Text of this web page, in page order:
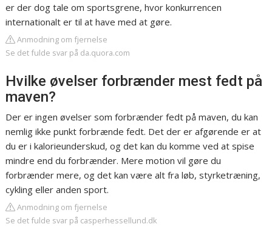
er der dog tale om sportsgrene, hvor konkurrencen
internationalt er til at have med at gøre.
Anmodning om fjernelse
Se det fulde svar på da.quora.com
Hvilke øvelser forbrænder mest fedt på
maven?
Der er ingen øvelser som forbrænder fedt på maven, du kan
nemlig ikke punkt forbrænde fedt. Det der er afgørende er at
du er i kalorieunderskud, og det kan du komme ved at spise
mindre end du forbrænder. Mere motion vil gøre du
forbrænder mere, og det kan være alt fra løb, styrketræning,
cykling eller anden sport.
Anmodning om fjernelse
Se det fulde svar på casperhessellund.dk